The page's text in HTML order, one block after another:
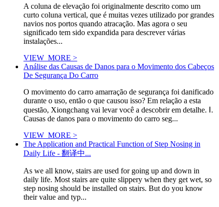
A coluna de elevação foi originalmente descrito como um
curto coluna vertical, que é muitas vezes utilizado por grandes
navios nos portos quando atracação. Mas agora o seu
significado tem sido expandida para descrever várias
instalações...
VIEW_MORE >
Análise das Causas de Danos para o Movimento dos Cabeços
De Segurança Do Carro
O movimento do carro amarração de segurança foi danificado
durante o uso, então o que causou isso? Em relação a esta
questão, Xiongchang vai levar você a descobrir em detalhe. Ⅰ.
Causas de danos para o movimento do carro seg...
VIEW_MORE >
The Application and Practical Function of Step Nosing in
Daily Life - 翻译中...
As we all know, stairs are used for going up and down in
daily life. Most stairs are quite slippery when they get wet, so
step nosing should be installed on stairs. But do you know
their value and typ...